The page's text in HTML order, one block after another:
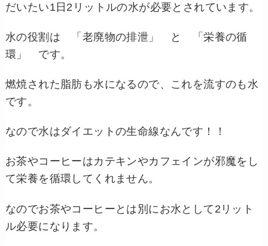
だいたい1日2リットルの水が必要とされています。
水の役割は 「老廃物の排泄」 と 「栄養の循
環」 です。
燃焼された脂肪も水になるので、これを流すのも水
です。
なので水はダイエットの生命線なんです！！
お茶やコーヒーはカテキンやカフェインが邪魔をし
て栄養を循環してくれません。
なのでお茶やコーヒーとは別にお水として2リット
ル必要になります。